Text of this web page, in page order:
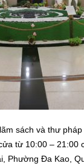
sách và thư
từ 10:00 – 21:00
Phường Đa Kao,